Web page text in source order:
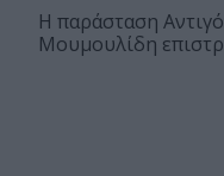
Η παράσταση
Μουμουλίδη